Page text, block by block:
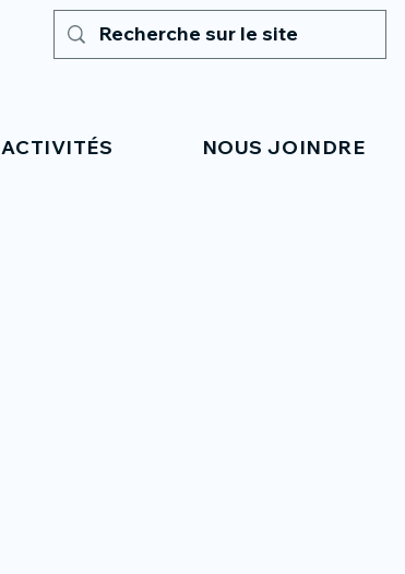
ACTIVITÉS NOUS JOINDRE